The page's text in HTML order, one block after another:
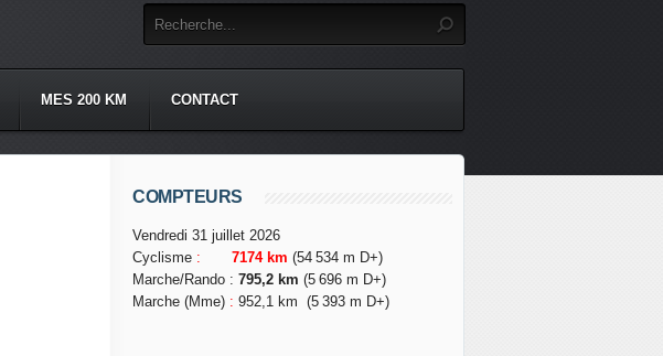
MES 200 KM CONTACT
COMPTEURS
Vendredi 31 juillet 2026
Cyclisme : 7174 km (54 534 m D+)
Marche/Rando : 795,2 km (5 696 m D+)
Marche (Mme) : 952,1 km (5 393 m D+)